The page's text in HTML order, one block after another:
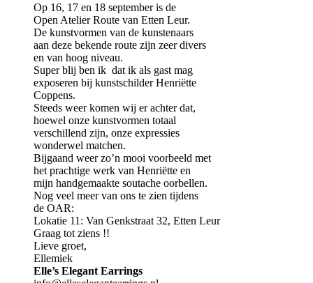
Op 16, 17 en 18 september is de
Open Atelier Route van Etten Leur.
De kunstvormen van de kunstenaars
aan deze bekende route zijn zeer divers
en van hoog niveau.
Super blij ben ik dat ik als gast mag
exposeren bij kunstschilder Henriëtte
Coppens.
Steeds weer komen wij er achter dat,
hoewel onze kunstvormen totaal
verschillend zijn, onze expressies
wonderwel matchen.
Bijgaand weer zo’n mooi voorbeeld met
het prachtige werk van Henriëtte en
mijn handgemaakte soutache oorbellen.
Nog veel meer van ons te zien tijdens
de OAR:
Lokatie 11: Van Genkstraat 32, Etten Leur
Graag tot ziens !!
Lieve groet,
Ellemiek
Elle’s Elegant Earrings